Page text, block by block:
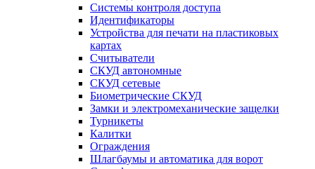
Системы контроля доступа
Идентификаторы
Устройства для печати на пластиковых
картах
Считыватели
СКУД автономные
СКУД сетевые
Биометрические СКУД
Замки и электромеханические защелки
Турникеты
Калитки
Ограждения
Шлагбаумы и автоматика для ворот